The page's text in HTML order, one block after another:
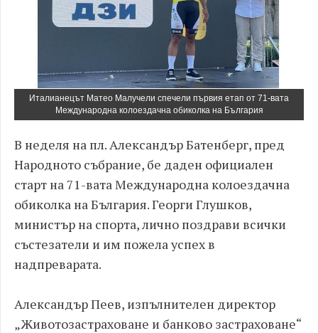
Италианецът Матео Малучели спечели първия етап от 71-вата
Международна колоездачна обиколка на България
В неделя на пл. Александър Батенберг, пред
Народното събрание, бе даден официален
старт на 71-вата Международна колоездачна
обиколка на България. Георги Глушков,
министър на спорта, лично поздрави всички
състезатели и им пожела успех в
надпреварата.
Александър Пеев, изпълнителен директор
„Животозастраховане и банково застраховане“